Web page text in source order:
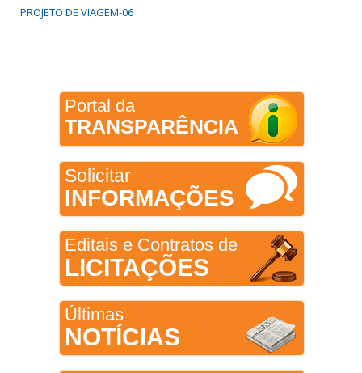
PROJETO DE VIAGEM-06
Portal da
TRANSPARÊNCIA
Solicitar
INFORMAÇÕES
Editais e Contratos de
LICITAÇÕES
Últimas
NOTÍCIAS